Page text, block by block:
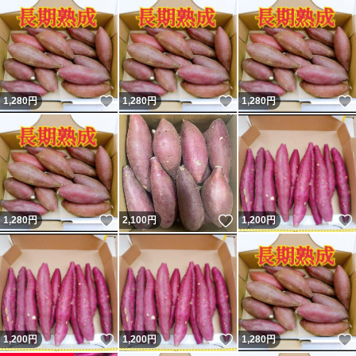
1,280円 いいね！
1,280円 いいね！
1,280円
1,280円 いいね！
2,100円 いいね！
1,200円
1,200円 いいね！
1,200円 いいね！
1,280円